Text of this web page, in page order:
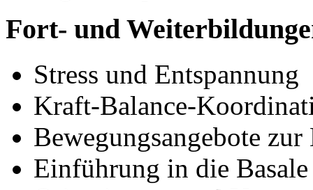
Fort- und
Stress und Entspannung
Kraft-Balance-
Bewegungsangebote
Einführung in die